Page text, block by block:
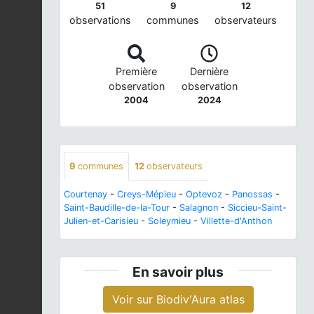
51
observations
9
communes
12
observateurs
Première
observation
2004
Dernière
observation
2024
9 communes 12 observateurs
Courtenay - Creys-Mépieu - Optevoz - Panossas -
Saint-Baudille-de-la-Tour - Salagnon - Siccieu-Saint-
Julien-et-Carisieu - Soleymieu - Villette-d'Anthon
En savoir plus
Voir sur Biodiv'Aura atlas